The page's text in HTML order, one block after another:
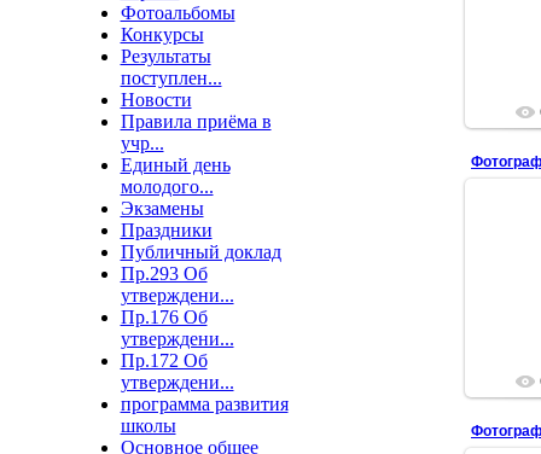
Фотоальбомы
Конкурсы
Результаты
поступлен...
Новости
Правила приёма в
учр...
Единый день
молодого...
Экзамены
Праздники
Публичный доклад
Пр.293 Об
утверждени...
Пр.176 Об
утверждени...
Пр.172 Об
утверждени...
программа развития
школы
Основное общее